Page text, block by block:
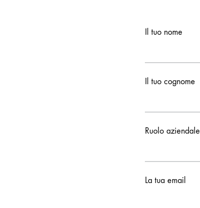
Il tuo nome
Il tuo cognome
Ruolo aziendale
La tua email